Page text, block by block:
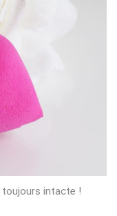
toujours intacte !